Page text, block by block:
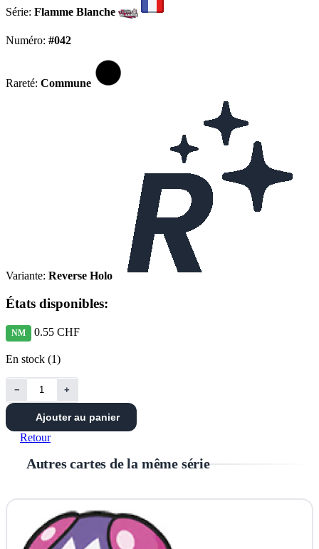
Série: Flamme Blanche
Numéro: #042
Rareté: Commune
Variante: Reverse Holo
États disponibles:
NM 0.55 CHF
En stock (1)
− +
Ajouter au panier
Retour
Autres cartes de la même série